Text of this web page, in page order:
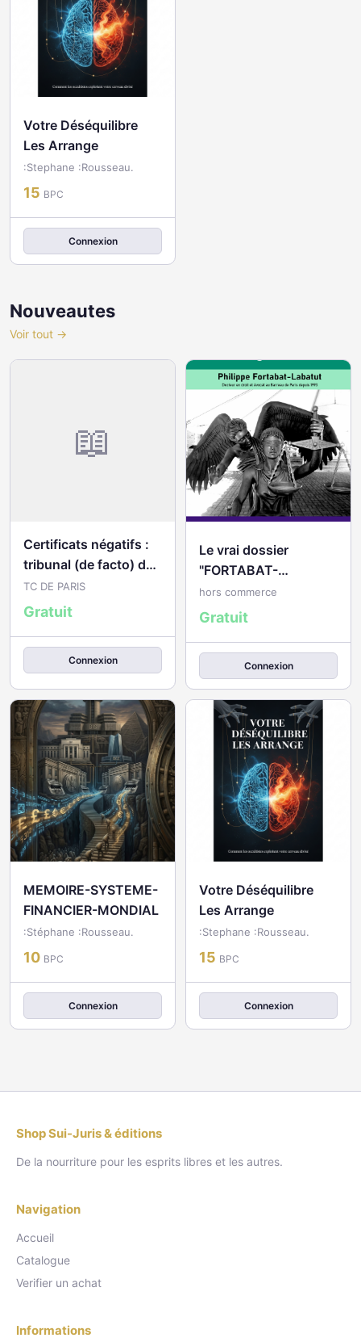
Votre Déséquilibre
Les Arrange
:Stephane :Rousseau.
15 BPC
Connexion
Nouveautes
Voir tout →
📖
Certificats négatifs :
tribunal (de facto) de
commerce de Paris
TC DE PARIS
Gratuit
Connexion
Le vrai dossier
"FORTABAT-
LABATUT"
hors commerce
Gratuit
Connexion
MEMOIRE-SYSTEME-
FINANCIER-MONDIAL
:Stéphane :Rousseau.
10 BPC
Connexion
Votre Déséquilibre
Les Arrange
:Stephane :Rousseau.
15 BPC
Connexion
Shop Sui-Juris & éditions
De la nourriture pour les esprits libres et les autres.
Navigation
Accueil
Catalogue
Verifier un achat
Informations